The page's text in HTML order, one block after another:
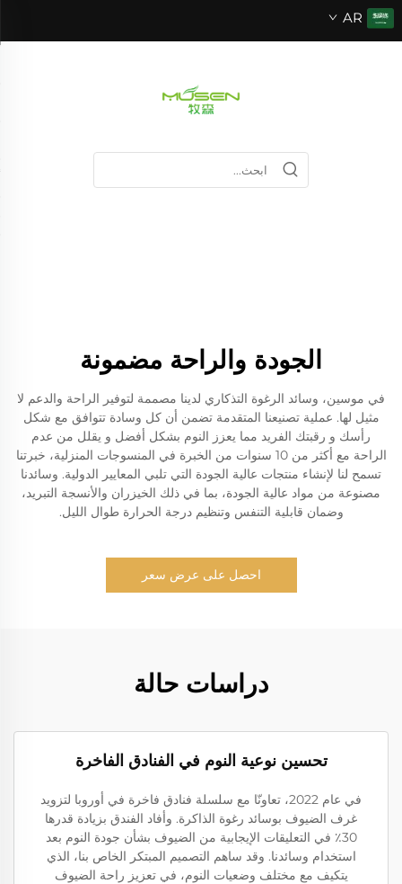
AR
الجودة والراحة مضمونة
في موسين، وسائد الرغوة التذكاري لدينا مصممة لتوفير الراحة والدعم لا
مثيل لها. عملية تصنيعنا المتقدمة تضمن أن كل وسادة تتوافق مع شكل
رأسك و رقبتك الفريد مما يعزز النوم بشكل أفضل و يقلل من عدم
الراحة مع أكثر من 10 سنوات من الخبرة في المنسوجات المنزلية، خبرتنا
تسمح لنا لإنشاء منتجات عالية الجودة التي تلبي المعايير الدولية. وسائدنا
مصنوعة من مواد عالية الجودة، بما في ذلك الخيزران والأنسجة التبريد،
وضمان قابلية التنفس وتنظيم درجة الحرارة طوال الليل.
احصل على عرض سعر
دراسات حالة
تحسين نوعية النوم في الفنادق الفاخرة
في عام 2022، تعاونّا مع سلسلة فنادق فاخرة في أوروبا لتزويد
غرف الضيوف بوسائد رغوة الذاكرة. وأفاد الفندق بزيادة قدرها
30٪ في التعليقات الإيجابية من الضيوف بشأن جودة النوم بعد
استخدام وسائدنا. وقد ساهم التصميم المبتكر الخاص بنا، الذي
يتكيف مع مختلف وضعيات النوم، في تعزيز راحة الضيوف